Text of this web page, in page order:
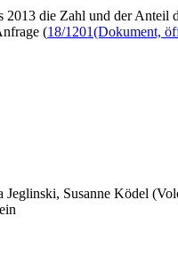
die Zahl und der Anteil
(18/1201(Dokument,
Jeglinski, Susanne Ködel